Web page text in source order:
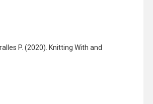
P. (2020). Knitting With and